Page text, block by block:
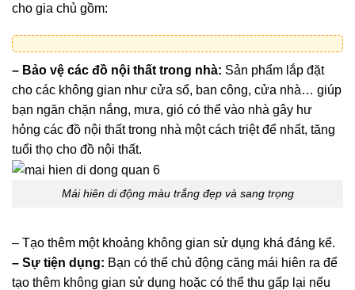
cho gia chủ gồm:
– Bảo vệ các đồ nội thất trong nhà: Sản phẩm lắp đặt
cho các không gian như cửa sổ, ban công, cửa nhà… giúp
bạn ngăn chặn nắng, mưa, gió có thể vào nhà gây hư
hỏng các đồ nội thất trong nhà một cách triệt để nhất, tăng
tuổi thọ cho đồ nội thất.
Mái hiên di động màu trắng đẹp và sang trọng
– Tạo thêm một khoảng không gian sử dụng khá đáng kể.
– Sự tiện dụng: Bạn có thể chủ động căng mái hiên ra để
tạo thêm không gian sử dụng hoặc có thể thu gấp lại nếu